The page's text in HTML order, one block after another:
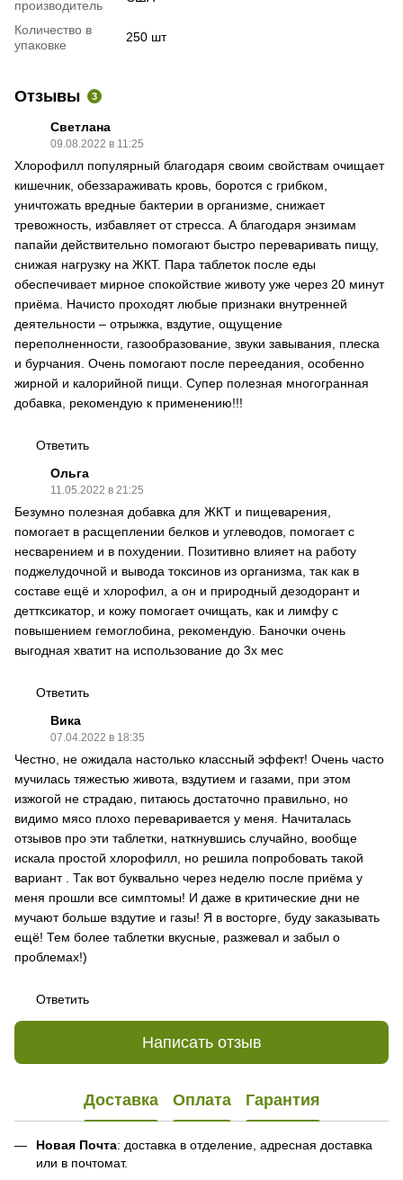
производитель
Количество в
упаковке
250 шт
Отзывы 3
Светлана
09.08.2022 в 11:25
Хлорофилл популярный благодаря своим свойствам очищает
кишечник, обеззараживать кровь, боротся с грибком,
уничтожать вредные бактерии в организме, снижает
тревожность, избавляет от стресса. А благодаря энзимам
папайи действительно помогают быстро переваривать пищу,
снижая нагрузку на ЖКТ. Пара таблеток после еды
обеспечивает мирное спокойствие животу уже через 20 минут
приёма. Начисто проходят любые признаки внутренней
деятельности – отрыжка, вздутие, ощущение
переполненности, газообразование, звуки завывания, плеска
и бурчания. Очень помогают после переедания, особенно
жирной и калорийной пищи. Супер полезная многогранная
добавка, рекомендую к применению!!!
Ответить
Ольга
11.05.2022 в 21:25
Безумно полезная добавка для ЖКТ и пищеварения,
помогает в расщеплении белков и углеводов, помогает с
несварением и в похудении. Позитивно влияет на работу
поджелудочной и вывода токсинов из организма, так как в
составе ещё и хлорофил, а он и природный дезодорант и
деттксикатор, и кожу помогает очищать, как и лимфу с
повышением гемоглобина, рекомендую. Баночки очень
выгодная хватит на использование до 3х мес
Ответить
Вика
07.04.2022 в 18:35
Честно, не ожидала настолько классный эффект! Очень часто
мучилась тяжестью живота, вздутием и газами, при этом
изжогой не страдаю, питаюсь достаточно правильно, но
видимо мясо плохо переваривается у меня. Начиталась
отзывов про эти таблетки, наткнувшись случайно, вообще
искала простой хлорофилл, но решила попробовать такой
вариант . Так вот буквально через неделю после приёма у
меня прошли все симптомы! И даже в критические дни не
мучают больше вздутие и газы! Я в восторге, буду заказывать
ещё! Тем более таблетки вкусные, разжевал и забыл о
проблемах!)
Ответить
Написать отзыв
Доставка Оплата Гарантия
Новая Почта: доставка в отделение, адресная доставка
или в почтомат.